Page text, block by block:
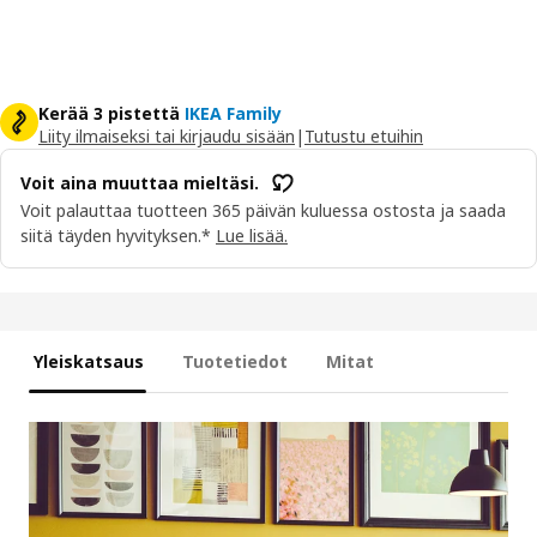
Kerää 3 pistettä IKEA Family
Liity ilmaiseksi tai kirjaudu sisään | Tutustu etuihin
Voit aina muuttaa mieltäsi.
Voit palauttaa tuotteen 365 päivän kuluessa ostosta ja saada
siitä täyden hyvityksen.* Lue lisää.
Yleiskatsaus Tuotetiedot Mitat